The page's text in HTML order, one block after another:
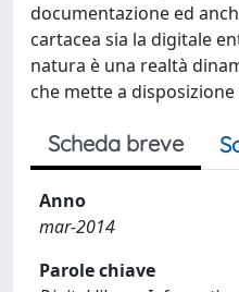
documentazione ed
cartacea sia la digitale
natura è una realtà
che mette a
Scheda breve
Anno
mar-2014
Parole chiave